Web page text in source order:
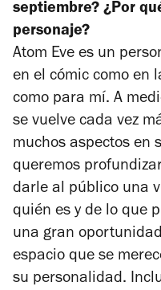
septiembre? ¿Por
personaje?
Atom Eve es un
en el cómic como en
como para mí. A
se vuelve cada vez
muchos aspectos en
queremos
darle al público una
quién es y de lo que
una gran
espacio que se
su personalidad.